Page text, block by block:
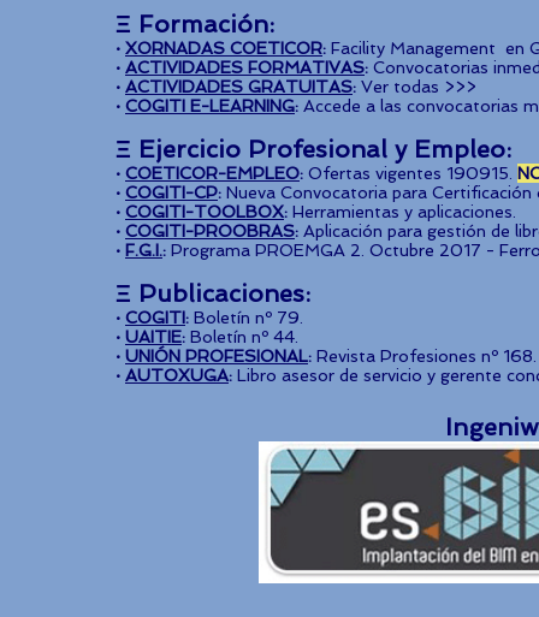
Ξ Formación:
· XORNADAS COETICOR: Facility Management en
· ACTIVIDADES FORMATIVAS: Convocatorias
· ACTIVIDADES GRATUITAS: Ver todas >>>
· COGITI E-LEARNING: Accede a las convocatorias
Ξ Ejercicio Profesional y Empleo:
· COETICOR-EMPLEO: Ofertas vigentes 190915.
· COGITI-CP: Nueva Convocatoria para
· COGITI-TOOLBOX: Herramientas y aplicaciones.
· COGITI-PROOBRAS: Aplicación para gestión de
· F.G.I.: Programa PROEMGA 2. Octubre 2017 -
Ξ Publicaciones:
· COGITI: Boletín nº 79.
· UAITIE: Boletín nº 44.
· UNIÓN PROFESIONAL: Revista Profesiones nº 168.
· AUTOXUGA: Libro asesor de servicio y gerente